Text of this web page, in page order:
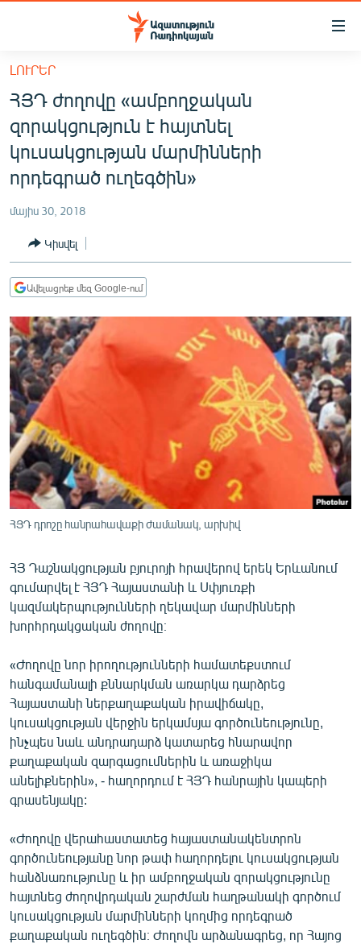
Մատչելիության
հիմնական
բովանդակությանը
հիմնական
մենյուին
Որոնում
ՔԱՂԱՔԱԿԱՆ
ԸՆՏՐՈՒԹՅՈՒՆՆԵՐ 2026
ՏՆՏԵՍՈՒԹՅՈՒՆ
ՂԱՐԱԲԱՂ
ՊԱՏԵՐԱԶՄԻ 6 ՇԱԲԱԹՆԵՐԸ
ՏԱՐԱԾԱՇՐՋԱՆ
ՄԻՋԱԶԳԱՅԻՆ
ՄՇԱԿՈՒՅԹ
ՍՊՈՐՏ
ՄԵԿՆԱԲԱՆՈՒԹՅՈՒՆ
ՏՏ ԵՒ ԻՆՏԵՐՆԵՏ
ԿՈՐՈՆԱՎԻՐՈՒՍ
ՏԵՍԱՆՅՈՒԹԵՐ
ԲԱՆԱՎԵՃ
ՁԳՏԵԼՈՎ ԼԱՎԱԳՈՒՅՆԻՆ
ՓՈԴՔԱՍԹ
Հայերեն
English
Русский
ՀԵՏԵՎԵՔ ՄԵԶ
«Ազատության» բոլոր կայքերը
ԼՈՒՐԵՐ
ՀՅԴ ժողովը «ամբողջական
զորակցություն է հայտնել
կուսակցության մարմինների
որդեգրած ուղեգծին»
մայիս 30, 2018
Կիսվել
Ավելացրեք մեզ Google-ում
ՀՅԴ դրոշը հանրահավաքի ժամանակ, արխիվ
ՀՅ Դաշնակցության բյուրոյի հրավերով երեկ Երևանում
գումարվել է ՀՅԴ Հայաստանի և Սփյուռքի
կազմակերպությունների ղեկավար մարմինների
խորհրդակցական ժողովը։
«Ժողովը նոր իրողությունների համատեքստում
հանգամանալի քննարկման առարկա դարձրեց
Հայաստանի ներքաղաքական իրավիճակը,
կուսակցության վերջին երկամսյա գործունեությունը,
ինչպես նաև անդրադարձ կատարեց հնարավոր
քաղաքական զարգացումներին և առաջիկա
անելիքներին», - հաղորդում է ՀՅԴ հանրային կապերի
գրասենյակը:
«Ժողովը վերահաստատեց հայաստանակենտրոն
գործունեությանը նոր թափ հաղորդելու կուսակցության
հանձնառությունը և իր ամբողջական զորակցությունը
հայտնեց ժողովրդական շարժման հաղթանակի գործում
կուսակցության մարմինների կողմից որդեգրած
քաղաքական ուղեգծին։ Ժողովն արձանագրեց, որ Հայոց